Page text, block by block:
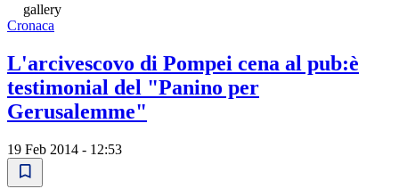
gallery
Cronaca
L'arcivescovo di Pompei cena al pub:è
testimonial del "Panino per
Gerusalemme"
19 Feb 2014 - 12:53